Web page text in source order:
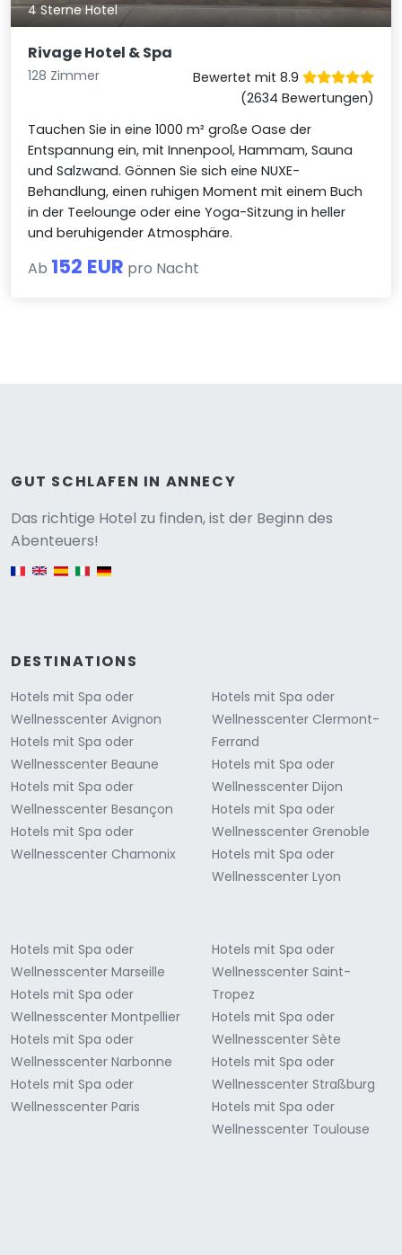
4 Sterne Hotel
Rivage Hotel & Spa
128 Zimmer
Bewertet mit 8.9
(2634 Bewertungen)
Tauchen Sie in eine 1000 m² große Oase der
Entspannung ein, mit Innenpool, Hammam, Sauna
und Salzwand. Gönnen Sie sich eine NUXE-
Behandlung, einen ruhigen Moment mit einem Buch
in der Teelounge oder eine Yoga-Sitzung in heller
und beruhigender Atmosphäre.
Ab 152 EUR pro Nacht
GUT SCHLAFEN IN ANNECY
Das richtige Hotel zu finden, ist der Beginn des
Abenteuers!
DESTINATIONS
Hotels mit Spa oder
Wellnesscenter Avignon
Hotels mit Spa oder
Wellnesscenter Beaune
Hotels mit Spa oder
Wellnesscenter Besançon
Hotels mit Spa oder
Wellnesscenter Chamonix
Hotels mit Spa oder
Wellnesscenter Clermont-
Ferrand
Hotels mit Spa oder
Wellnesscenter Dijon
Hotels mit Spa oder
Wellnesscenter Grenoble
Hotels mit Spa oder
Wellnesscenter Lyon
Hotels mit Spa oder
Wellnesscenter Marseille
Hotels mit Spa oder
Wellnesscenter Montpellier
Hotels mit Spa oder
Wellnesscenter Narbonne
Hotels mit Spa oder
Wellnesscenter Paris
Hotels mit Spa oder
Wellnesscenter Saint-
Tropez
Hotels mit Spa oder
Wellnesscenter Sète
Hotels mit Spa oder
Wellnesscenter Straßburg
Hotels mit Spa oder
Wellnesscenter Toulouse